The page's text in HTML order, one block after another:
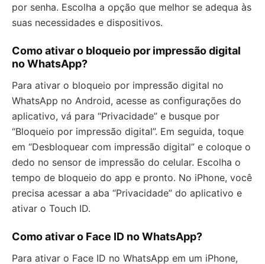
por senha. Escolha a opção que melhor se adequa às
suas necessidades e dispositivos.
Como ativar o bloqueio por impressão digital
no WhatsApp?
Para ativar o bloqueio por impressão digital no
WhatsApp no Android, acesse as configurações do
aplicativo, vá para “Privacidade” e busque por
“Bloqueio por impressão digital”. Em seguida, toque
em “Desbloquear com impressão digital” e coloque o
dedo no sensor de impressão do celular. Escolha o
tempo de bloqueio do app e pronto. No iPhone, você
precisa acessar a aba “Privacidade” do aplicativo e
ativar o Touch ID.
Como ativar o Face ID no WhatsApp?
Para ativar o Face ID no WhatsApp em um iPhone,